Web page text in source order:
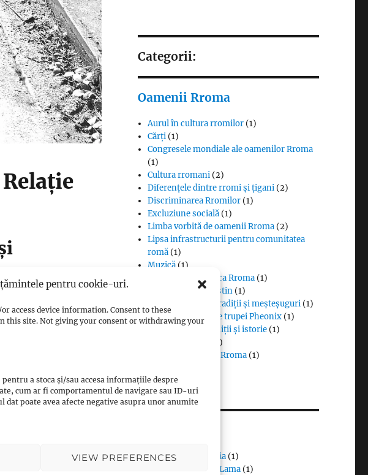
pentru cookie-uri.
access device information. Consent to these
this site. Not giving your consent or withdrawing your
a stoca și/sau accesa informațiile despre
cum ar fi comportamentul de navigare sau ID-uri
poate avea afecte negative asupra unor anumite
VIEW PREFERENCES
migrației lor
europene,
facilitată de
toate acestea,
Categorii:
Oamenii Rroma
Aurul în cultura rromilor (1)
Cărți (1)
Congresele mondiale ale oamenilor Rroma
(1)
Cultura rromani (2)
Diferențele dintre rromi și țigani (2)
Discriminarea Rromilor (1)
Excluziune socială (1)
Limba vorbită de oamenii Rroma (2)
Lipsa infrastructurii pentru comunitatea
romă (1)
Muzică(1)
Proverbe din cultura Rroma (1)
Romii și cultul creștin (1)
Rromii căldărari: tradiții și meșteșuguri (1)
Rromii în melodiile trupei Pheonix (1)
Rromii slătari: tradiții și istorie (1)
(1)
Steagul oamenilor Rroma (1)
Budismul în Japonia (1)
Interviuri cu Dalai Lama (1)